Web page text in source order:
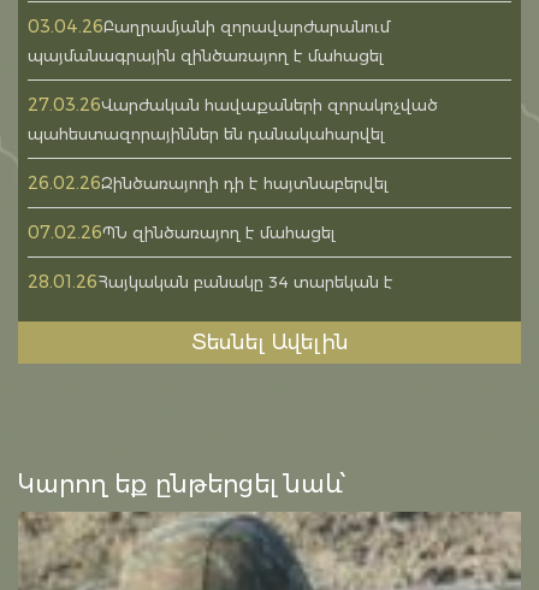
03.04.26Բաղրամյանի զորավարժարանում
պայմանագրային զինծառայող է մահացել
27.03.26Վարժական հավաքաների զորակոչված
պահեստազորայիններ են դանակահարվել
26.02.26Զինծառայողի դի է հայտնաբերվել
07.02.26ՊՆ զինծառայող է մահացել
28.01.26Հայկական բանակը 34 տարեկան է
Տեսնել Ավելին
Կարող եք ընթերցել նաև՝